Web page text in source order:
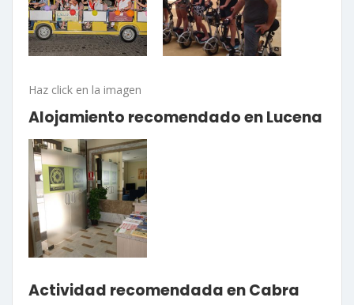
Haz click en la imagen
Alojamiento recomendado en Lucena
Actividad recomendada en Cabra